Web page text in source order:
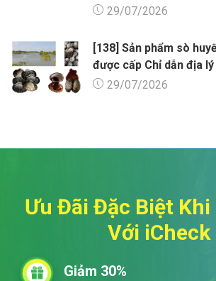
29/07/2026
[138] Sản phẩm sò
được cấp Chỉ dẫn địa
29/07/2026
Ưu Đãi Đặc Biệt Khi
Với iCheck
Giảm 30%